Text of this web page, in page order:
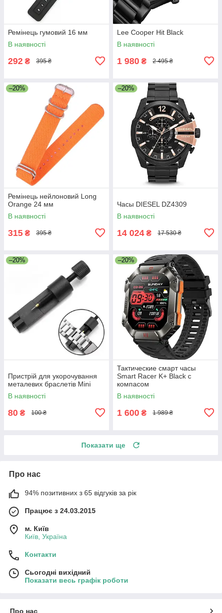
Ремінець гумовий 16 мм
В наявності
292 ₴ 395 ₴
Lee Cooper Hit Black
В наявності
1 980 ₴ 2 495 ₴
–20%
Ремінець нейлоновий Long
Orange 24 мм
В наявності
315 ₴ 395 ₴
–20%
Часы DIESEL DZ4309
В наявності
14 024 ₴ 17 530 ₴
–20%
Пристрій для укорочування
металевих браслетів Mini
В наявності
80 ₴ 100 ₴
–20%
Тактические смарт часы
Smart Racer K+ Black с
компасом
В наявності
1 600 ₴ 1 989 ₴
Показати ще
Про нас
94% позитивних з 65 відгуків за рік
Працює з 24.03.2015
м. Київ
Київ, Україна
Контакти
Сьогодні вихідний
Показати весь графік роботи
Про нас